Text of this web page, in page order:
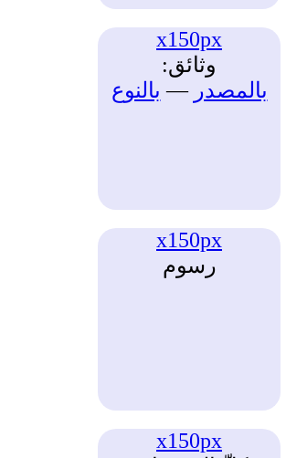
x150px
وثائق:
بالمصدر — بالنوع
x150px
رسوم
x150px